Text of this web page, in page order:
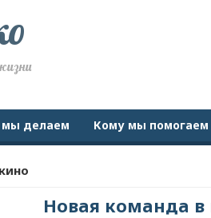
мы делаем Кому мы помогаем
Новая команда